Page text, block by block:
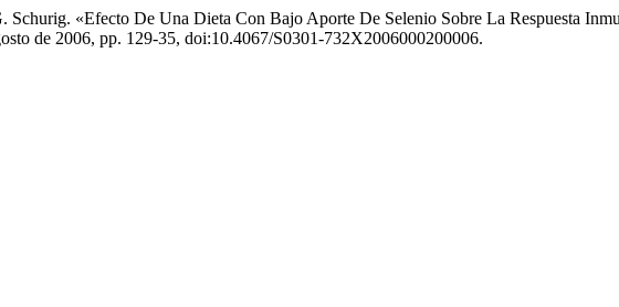
Schurig. «Efecto De Una Dieta Con Bajo Aporte De Selenio Sobre La Respuesta
de 2006, pp. 129-35, doi:10.4067/S0301-732X2006000200006.